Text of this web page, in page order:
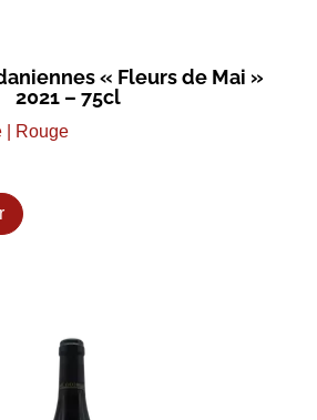
« Fleurs de Mai »
2021 – 75cl
| Rouge